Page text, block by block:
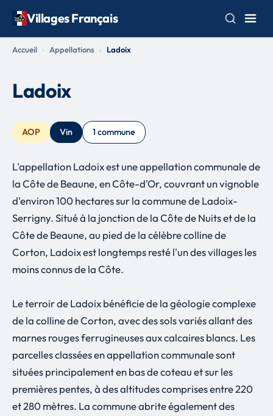
Villages Français
Accueil Appellations Ladoix
Ladoix
AOP Vin 1 commune
L'appellation Ladoix est une appellation communale de
la Côte de Beaune, en Côte-d'Or, couvrant un vignoble
d'environ 100 hectares sur la commune de Ladoix-
Serrigny. Situé à la jonction de la Côte de Nuits et de la
Côte de Beaune, au pied de la célèbre colline de
Corton, Ladoix est longtemps resté l'un des villages les
moins connus de la Côte.
Le terroir de Ladoix bénéficie de la géologie complexe
de la colline de Corton, avec des sols variés allant des
marnes rouges ferrugineuses aux calcaires blancs. Les
parcelles classées en appellation communale sont
situées principalement en bas de coteau et sur les
premières pentes, à des altitudes comprises entre 220
et 280 mètres. La commune abrite également des